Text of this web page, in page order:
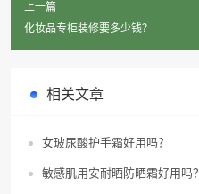
上一篇
化妆品专柜装修要多少钱？
相关文章
女玻尿酸护手霜好用吗？
敏感肌用安耐晒防晒霜好用吗？